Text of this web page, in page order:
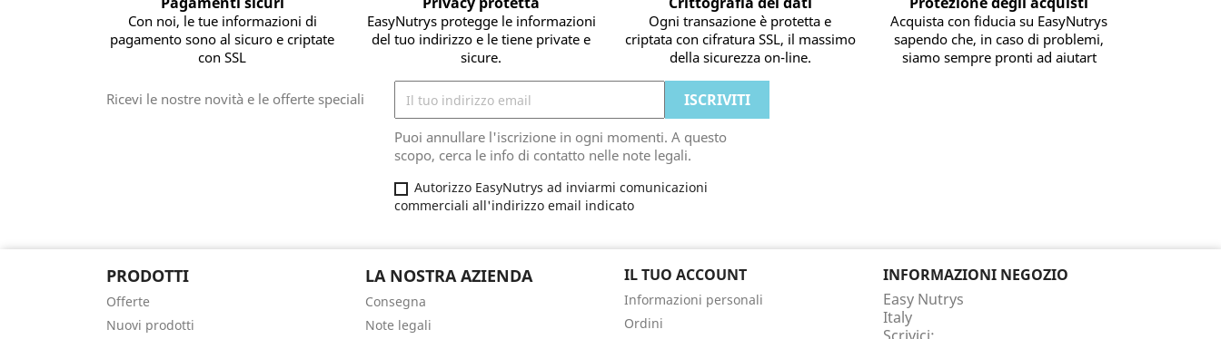
Con noi, le tue informazioni di
pagamento sono al sicuro e criptate
con SSL
EasyNutrys protegge le informazioni
del tuo indirizzo e le tiene private e
sicure.
Ogni transazione è protetta e
criptata con cifratura SSL, il massimo
della sicurezza on-line.
Acquista con fiducia su EasyNutrys
sapendo che, in caso di problemi,
siamo sempre pronti ad aiutart
Ricevi le nostre novità e le offerte speciali
Puoi annullare l'iscrizione in ogni momenti. A questo
scopo, cerca le info di contatto nelle note legali.
Autorizzo EasyNutrys ad inviarmi comunicazioni
commerciali all'indirizzo email indicato
PRODOTTI
Offerte
Nuovi prodotti
LA NOSTRA AZIENDA
Consegna
Note legali
IL TUO ACCOUNT
Informazioni personali
Ordini
INFORMAZIONI NEGOZIO
Easy Nutrys
Italy